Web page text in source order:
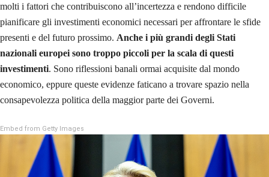
molti i fattori che contribuiscono all’incertezza e rendono difficile
pianificare gli investimenti economici necessari per affrontare le sfide
presenti e del futuro prossimo. Anche i più grandi degli Stati
nazionali europei sono troppo piccoli per la scala di questi
investimenti. Sono riflessioni banali ormai acquisite dal mondo
economico, eppure queste evidenze faticano a trovare spazio nella
consapevolezza politica della maggior parte dei Governi.
Embed from Getty Images